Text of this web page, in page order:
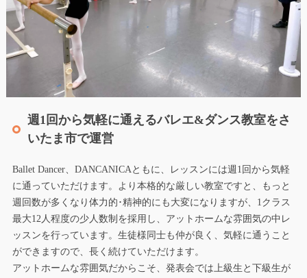
週1回から気軽に通えるバレエ&ダンス教室をさ
いたま市で運営
Ballet Dancer、DANCANICAともに、レッスンには週1回から気軽
に通っていただけます。より本格的な厳しい教室ですと、もっと
週回数が多くなり体力的･精神的にも大変になりますが、1クラス
最大12人程度の少人数制を採用し、アットホームな雰囲気の中レ
ッスンを行っています。生徒様同士も仲が良く、気軽に通うこと
ができますので、長く続けていただけます。
アットホームな雰囲気だからこそ、発表会では上級生と下級生が